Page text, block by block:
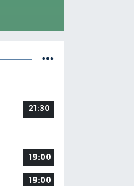
21:30
19:00
19:00